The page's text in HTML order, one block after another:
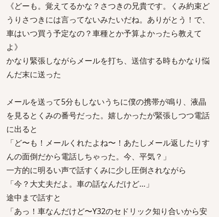
《どーも。覚えてるかな？さつきの兄貴です。くみ約束ど
うりさつきには言ってないみたいだね。ありがとう！で、
車はいつ買う予定なの？車種とか予算よかったら教えて
よ》
かなり緊張しながらメールを打ち、送信する時もかなり悩
んだ末に送った
メールを送って5分もしないうちに僕の携帯が鳴り、液晶
を見るとくみの番号だった。嬉しかったが緊張しつつ電話
に出ると
「ど〜も！メールくれたよね〜！あたしメール返したりす
んの面倒だから電話しちゃった。今、平気？」
一方的に明るい声で話すくみに少し圧倒されながら
「今？大丈夫だよ。車の話なんだけど…」
途中まで話すと
「あっ！車なんだけど〜Y32のセドリック知り合いから安